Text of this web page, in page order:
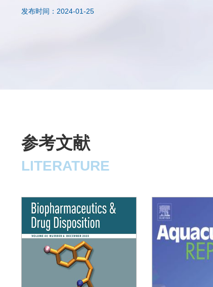
具有稳定性能较好，可消除样品自身空白等特点。此外还有多
发布时间：2024-01-25
参考文献
LITERATURE